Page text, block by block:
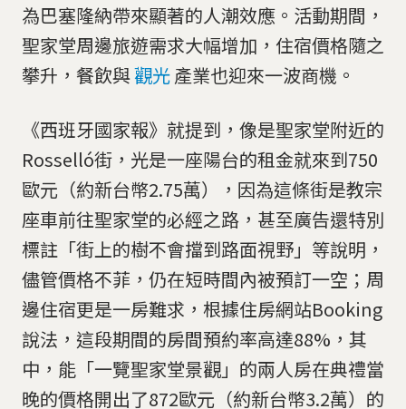
為巴塞隆納帶來顯著的人潮效應。活動期間，
聖家堂周邊旅遊需求大幅增加，住宿價格隨之
攀升，餐飲與觀光產業也迎來一波商機。
《西班牙國家報》就提到，像是聖家堂附近的
Rosselló街，光是一座陽台的租金就來到750
歐元（約新台幣2.75萬），因為這條街是教宗
座車前往聖家堂的必經之路，甚至廣告還特別
標註「街上的樹不會擋到路面視野」等說明，
儘管價格不菲，仍在短時間內被預訂一空；周
邊住宿更是一房難求，根據住房網站Booking
說法，這段期間的房間預約率高達88%，其
中，能「一覽聖家堂景觀」的兩人房在典禮當
晚的價格開出了872歐元（約新台幣3.2萬）的